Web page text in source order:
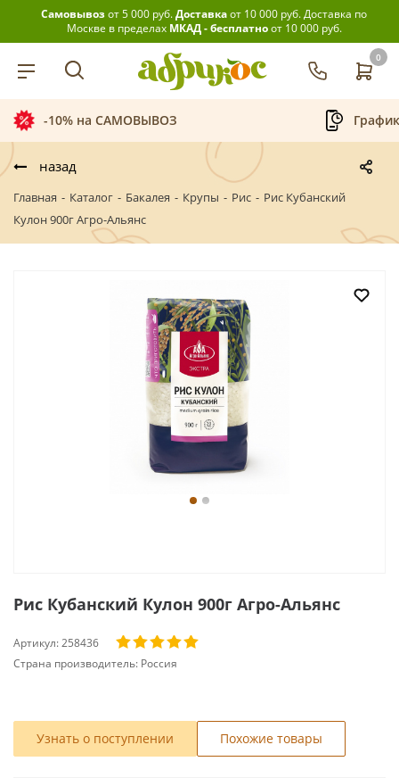
Самовывозот 5 000 руб.Доставкаот 10 000 руб.Доставка по
Москве в пределах МКАД - бесплатноот 10 000 руб.
0
-10% на САМОВЫВОЗ
назад
Главная - Каталог - Бакалея - Крупы - Рис - Рис Кубанский
Кулон 900г Агро-Альянс
Рис Кубанский Кулон 900г Агро-Альянс
Артикул:258436
Страна производитель: Россия
Узнать о поступлении Похожие товары